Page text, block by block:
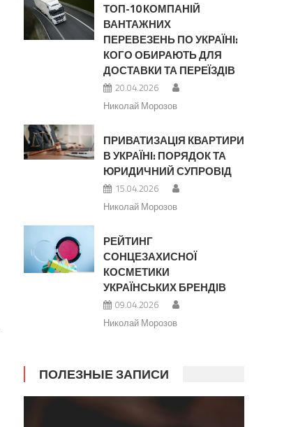
ТОП-10 КОМПАНІЙ
ВАНТАЖНИХ
ПЕРЕВЕЗЕНЬ ПО УКРАЇНІ:
КОГО ОБИРАЮТЬ ДЛЯ
ДОСТАВКИ ТА ПЕРЕЇЗДІВ
20.04.2026
Николай Морозов
ПРИВАТИЗАЦІЯ КВАРТИРИ
В УКРАЇНІ: ПОРЯДОК ТА
ЮРИДИЧНИЙ СУПРОВІД
15.04.2026
Николай Морозов
РЕЙТИНГ
СОНЦЕЗАХИСНОЇ
КОСМЕТИКИ
УКРАЇНСЬКИХ БРЕНДІВ
09.04.2026
Николай Морозов
ПОЛЕЗНЫЕ ЗАПИСИ